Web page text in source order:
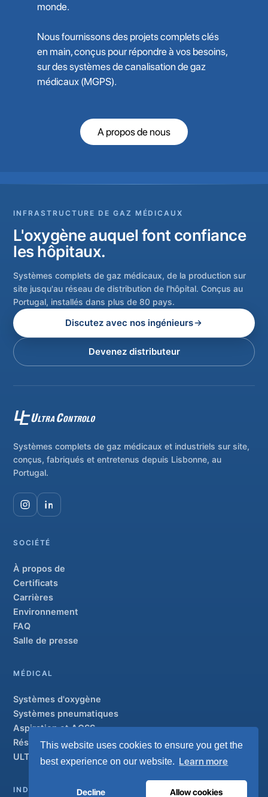
This website uses cookies to ensure you get the
best experience on our website. Learn more
Decline Allow cookies
monde.
Nous fournissons des projets complets clés
en main, conçus pour répondre à vos besoins,
sur des systèmes de canalisation de gaz
médicaux (MGPS).
A propos de nous
INFRASTRUCTURE DE GAZ MÉDICAUX
L'oxygène auquel font confiance
les hôpitaux.
Systèmes complets de gaz médicaux, de la production sur
site jusqu'au réseau de distribution de l'hôpital. Conçus au
Portugal, installés dans plus de 80 pays.
Discutez avec nos ingénieurs
Devenez distributeur
Systèmes complets de gaz médicaux et industriels sur site,
conçus, fabriqués et entretenus depuis Lisbonne, au
Portugal.
SOCIÉTÉ
À propos de
Certificats
Carrières
Environnement
FAQ
Salle de presse
MÉDICAL
Systèmes d'oxygène
Systèmes pneumatiques
Aspiration et AGSS
Réseaux de canalisations
ULTRAOX
Modèle phare
INDUSTRIEL